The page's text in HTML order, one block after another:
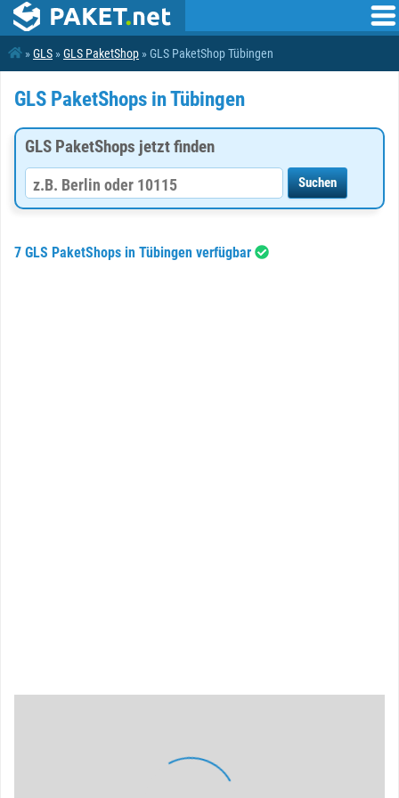
»GLS »GLS PaketShop » GLS PaketShop Tübingen
GLS PaketShops in Tübingen
GLS PaketShops jetzt finden
7 GLS PaketShops in Tübingen verfügbar